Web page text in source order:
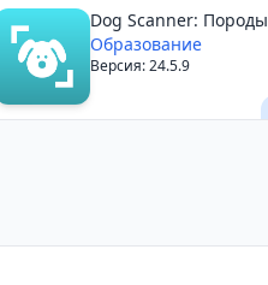
Dog Scanner: Породы
собак
Образование
Версия: 24.5.9